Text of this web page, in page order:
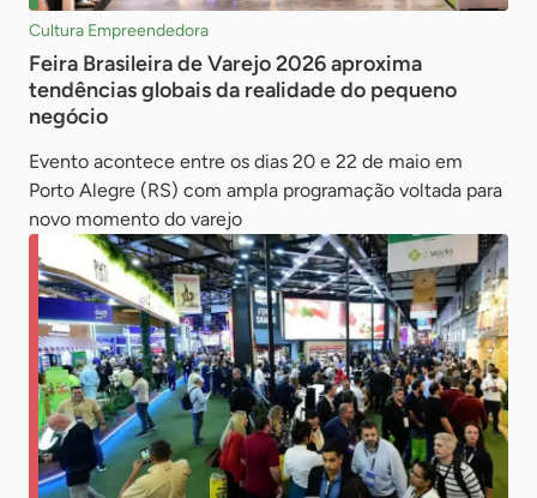
Cultura Empreendedora
Feira Brasileira de Varejo 2026 aproxima
tendências globais da realidade do pequeno
negócio
Evento acontece entre os dias 20 e 22 de maio em
Porto Alegre (RS) com ampla programação voltada para
novo momento do varejo